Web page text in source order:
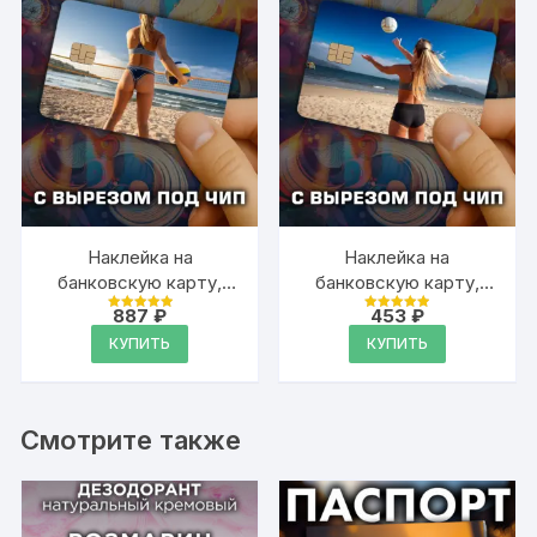
Наклейка на
банковскую карту,
вырез под чип, винил
Оценка
из 5
887₽
КУПИТЬ
Наклейка на
банковскую карту,
вырез под чип, винил
Оценка
из 5
453 ₽
КУПИТЬ
Смотрите также